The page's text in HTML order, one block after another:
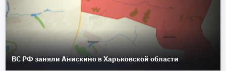
ВС РФ заняли Анискино в Харьковской области